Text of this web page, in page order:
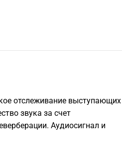
отслеживание выступающих
звука за счет
Аудиосигнал и